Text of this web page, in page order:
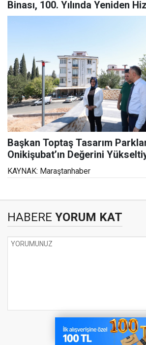
Binası, 100. Yılında Yeniden
Başkan Toptaş Tasarım
Onikişubat’ın Değerini
KAYNAK: Maraştanhaber
HABERE YORUM KAT